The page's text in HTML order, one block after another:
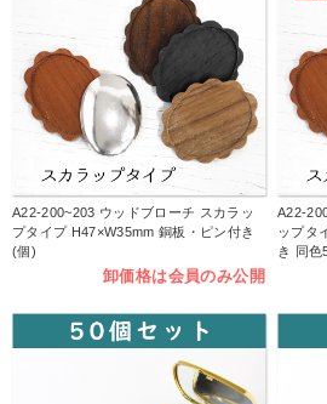
A22-200~203 ウッドブローチ スカラッ
プタイプ H47×W35mm 銅板・ピン付き
(個)
卸価格は会員のみ公開
A22-
ップタ
き 同色